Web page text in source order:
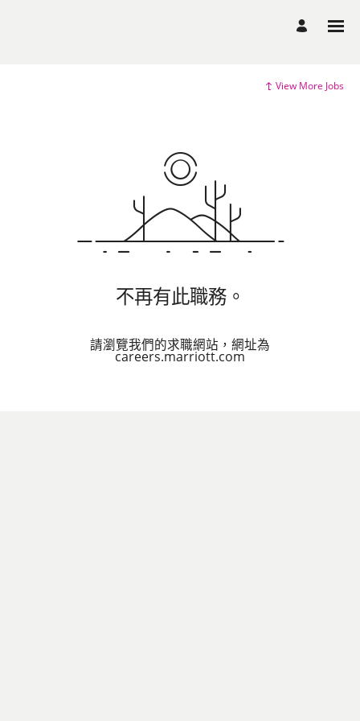
View More Jobs
不再有此職務。
請瀏覽我們的求職網站，網址為
careers.marriott.com